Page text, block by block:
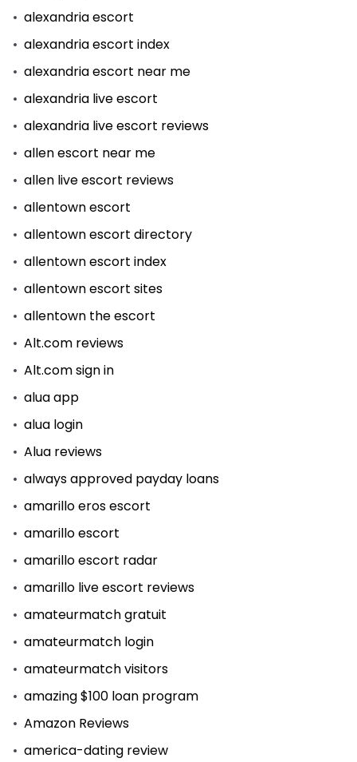
alexandria escort
alexandria escort index
alexandria escort near me
alexandria live escort
alexandria live escort reviews
allen escort near me
allen live escort reviews
allentown escort
allentown escort directory
allentown escort index
allentown escort sites
allentown the escort
Alt.com reviews
Alt.com sign in
alua app
alua login
Alua reviews
always approved payday loans
amarillo eros escort
amarillo escort
amarillo escort radar
amarillo live escort reviews
amateurmatch gratuit
amateurmatch login
amateurmatch visitors
amazing $100 loan program
Amazon Reviews
america-dating review